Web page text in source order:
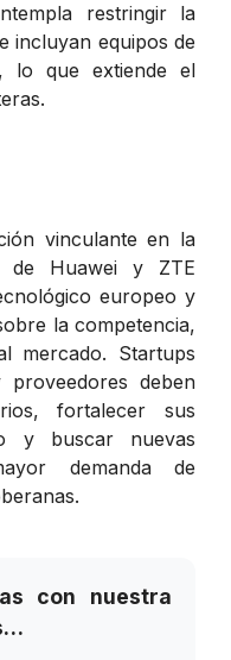
restringir la
incluyan equipos de
lo que extiende el
vinculante en la
de Huawei y ZTE
europeo y
la competencia,
mercado. Startups
proveedores deben
fortalecer sus
y buscar nuevas
demanda de
con nuestra